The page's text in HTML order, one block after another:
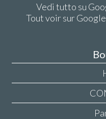
Vedi tutto su
Tout voir sur